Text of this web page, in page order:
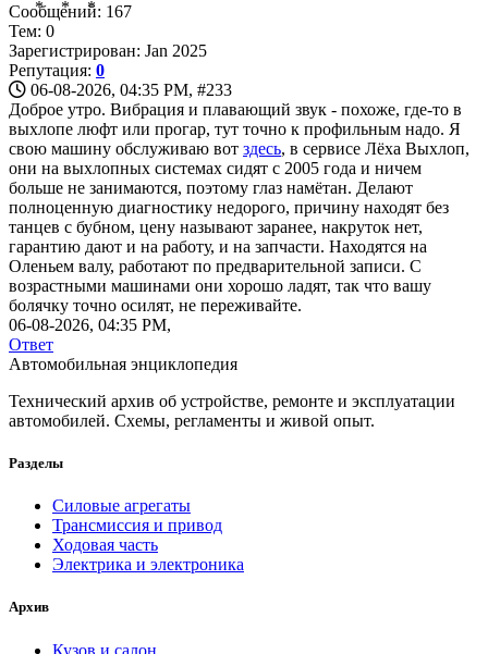
Сообщений: 167
Тем: 0
Зарегистрирован: Jan 2025
Репутация: 0
06-08-2026, 04:35 PM, #233
Доброе утро. Вибрация и плавающий звук - похоже, где-то в
выхлопе люфт или прогар, тут точно к профильным надо. Я
свою машину обслуживаю вот здесь, в сервисе Лёха Выхлоп,
они на выхлопных системах сидят с 2005 года и ничем
больше не занимаются, поэтому глаз намётан. Делают
полноценную диагностику недорого, причину находят без
танцев с бубном, цену называют заранее, накруток нет,
гарантию дают и на работу, и на запчасти. Находятся на
Оленьем валу, работают по предварительной записи. С
возрастными машинами они хорошо ладят, так что вашу
болячку точно осилят, не переживайте.
06-08-2026, 04:35 PM,
Ответ
Автомобильная энциклопедия
Технический архив об устройстве, ремонте и эксплуатации
автомобилей. Схемы, регламенты и живой опыт.
Разделы
Силовые агрегаты
Трансмиссия и привод
Ходовая часть
Электрика и электроника
Архив
Кузов и салон